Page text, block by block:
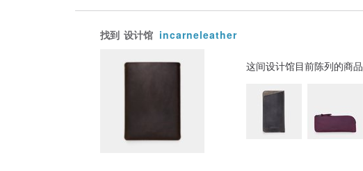
找到 设计馆 incarneleather
这间设计馆目前陈列的商品